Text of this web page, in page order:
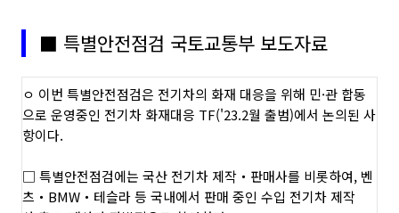
■ 특별안전점검 국토교통부 보도자료
ㅇ 이번 특별안전점검은 전기차의 화재 대응을 위해 민·관 합동
으로 운영중인 전기차 화재대응 TF('23.2월 출범)에서 논의된 사
항이다.
□ 특별안전점검에는 국산 전기차 제작・판매사를 비롯하여, 벤
츠・ BMW ・테슬라 등 국내에서 판매 중인 수입 전기차 제작